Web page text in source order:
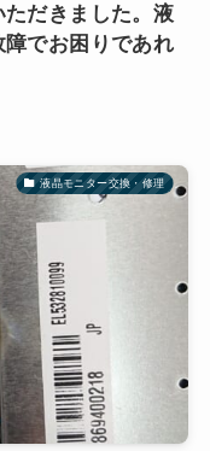
だきました。液
でお困りであれ
液晶モニター交換・修理